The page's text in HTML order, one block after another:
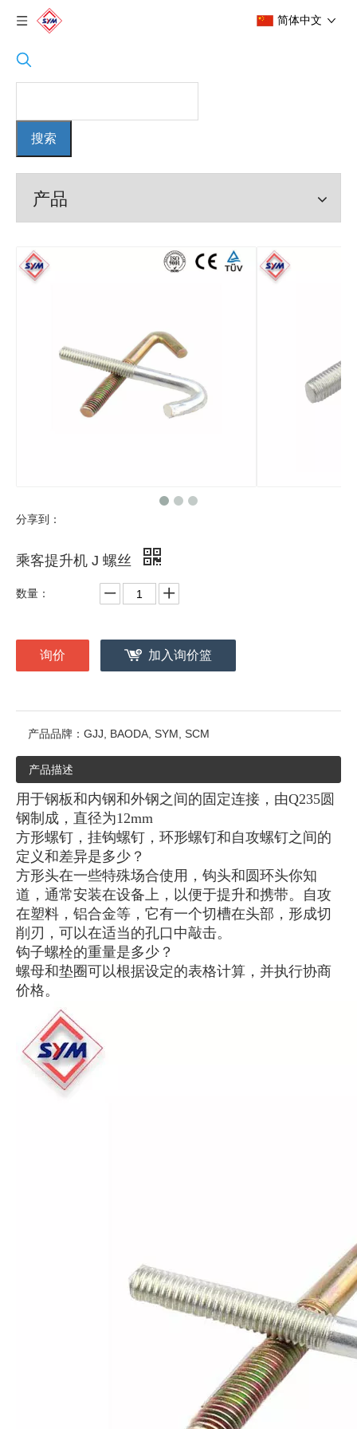
简体中文
搜索
产品
分享到：
乘客提升机 J 螺丝
数量：
询价 加入询价篮
产品品牌： GJJ, BAODA, SYM, SCM
产品描述
用于钢板和内钢和外钢之间的固定连接，由Q235圆
钢制成，直径为12mm
方形螺钉，挂钩螺钉，环形螺钉和自攻螺钉之间的
定义和差异是多少？
方形头在一些特殊场合使用，钩头和圆环头你知
道，通常安装在设备上，以便于提升和携带。自攻
在塑料，铝合金等，它有一个切槽在头部，形成切
削刃，可以在适当的孔口中敲击。
钩子螺栓的重量是多少？
螺母和垫圈可以根据设定的表格计算，并执行协商
价格。